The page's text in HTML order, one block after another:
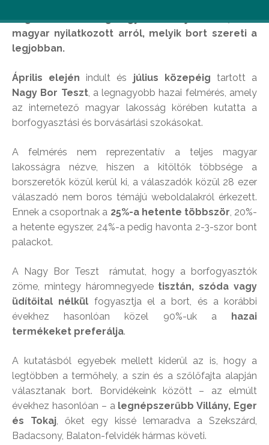
Véget ért az ország nagy bortesztje, ahol 40.000
magyar nyilatkozott arról, melyik bort szereti a
legjobban.
Április elején indult és július közepéig tartott a
Nagy Bor Teszt, a legnagyobb hazai felmérés, amely
az internetező magyar lakosság körében kutatta a
borfogyasztási és borvásárlási szokásokat.
A felmérés nem reprezentatív a teljes magyar
lakosságra nézve, hiszen a kitöltők többsége a
borszeretők közül kerül ki, a válaszadók közül 28 ezer
válaszadó nem boros témájú weboldalakról érkezett.
Ennek a csoportnak a 25%-a hetente többször, 20%-
a hetente egyszer, 24%-a pedig havonta 2-3-szor bont
palackot.
A Nagy Bor Teszt rámutat, hogy a borfogyasztók
zöme, mintegy háromnegyede tisztán, szóda vagy
üdítőital nélkül fogyasztja el a bort, és a korábbi
évekhez hasonlóan közel 90%-uk ahazai
termékeket preferálja.
A kutatásból egyebek mellett kiderül az is, hogy a
legtöbben a termőhely, a szín és a szőlőfajta alapján
választanak bort. Borvidékeink között – az elmúlt
évekhez hasonlóan – a legnépszerűbb Villány, Eger
és Tokaj, őket egy kissé lemaradva a Szekszárd,
Badacsony, Balaton-felvidék hármas követi.